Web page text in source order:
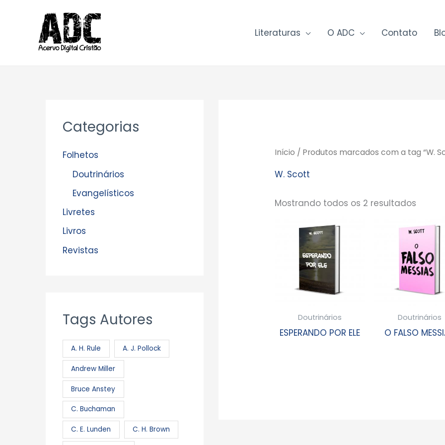
conteúdo
Literaturas O ADC Contato
Categorias
Folhetos
Doutrinários
Evangelísticos
Livretes
Livros
Revistas
Tags Autores
A. H. Rule A. J. Pollock
Andrew Miller
Bruce Anstey
C. Buchaman
C. E. Lunden C. H. Brown
Início / Produtos marcados com a tag “W.
W. Scott
Mostrando todos os 2 resultados
Doutrinários
ESPERANDO POR ELE
Doutrinários
O FALSO